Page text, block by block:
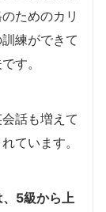
ためのカリ
練ができて
す。
話も増えて
ています。
5級から上